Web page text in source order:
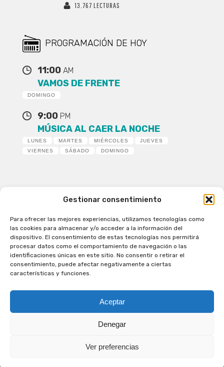
Gestionar consentimiento
Para ofrecer las mejores experiencias, utilizamos tecnologías como
las cookies para almacenar y/o acceder a la información del
dispositivo. El consentimiento de estas tecnologías nos permitirá
procesar datos como el comportamiento de navegación o las
identificaciones únicas en este sitio. No consentir o retirar el
consentimiento, puede afectar negativamente a ciertas
características y funciones.
Aceptar
Denegar
Ver preferencias
13.767 LECTURAS
PROGRAMACIÓN DE HOY
11:00 AM
VAMOS DE FRENTE
DOMINGO
9:00 PM
MÚSICA AL CAER LA NOCHE
LUNES MARTES MIÉRCOLES
JUEVES
VIERNES
SÁBADO DOMINGO
Patagual Radio Digital 2026 - Todos los derechos
reservados
la Radio de Verdad
Cobertura
Programación